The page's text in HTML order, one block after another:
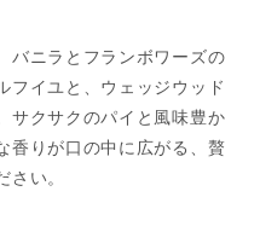
バニラとフランボワーズの
フイユと、ウェッジウッド
サクサクのパイと風味豊か
香りが口の中に広がる、贅
い。